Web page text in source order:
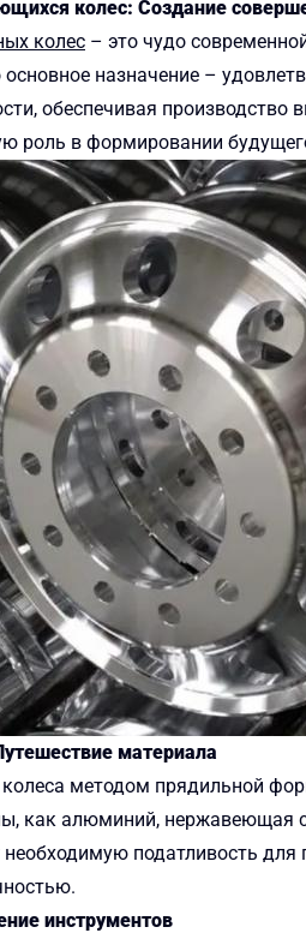
колес: Создание
колес – это чудо
назначение –
обеспечивая производство
роль в формировании
материала
колеса методом прядильной
как алюминий, нержавеющая
податливость для
инструментов